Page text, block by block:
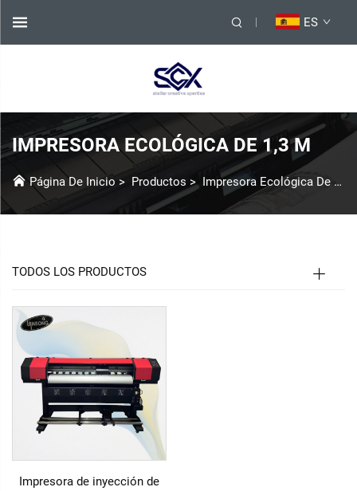
ES
IMPRESORA ECOLÓGICA DE 1,3 M
Página De Inicio > Productos > Impresora Ecológica De Solvente
TODOS LOS PRODUCTOS
Impresora de inyección de